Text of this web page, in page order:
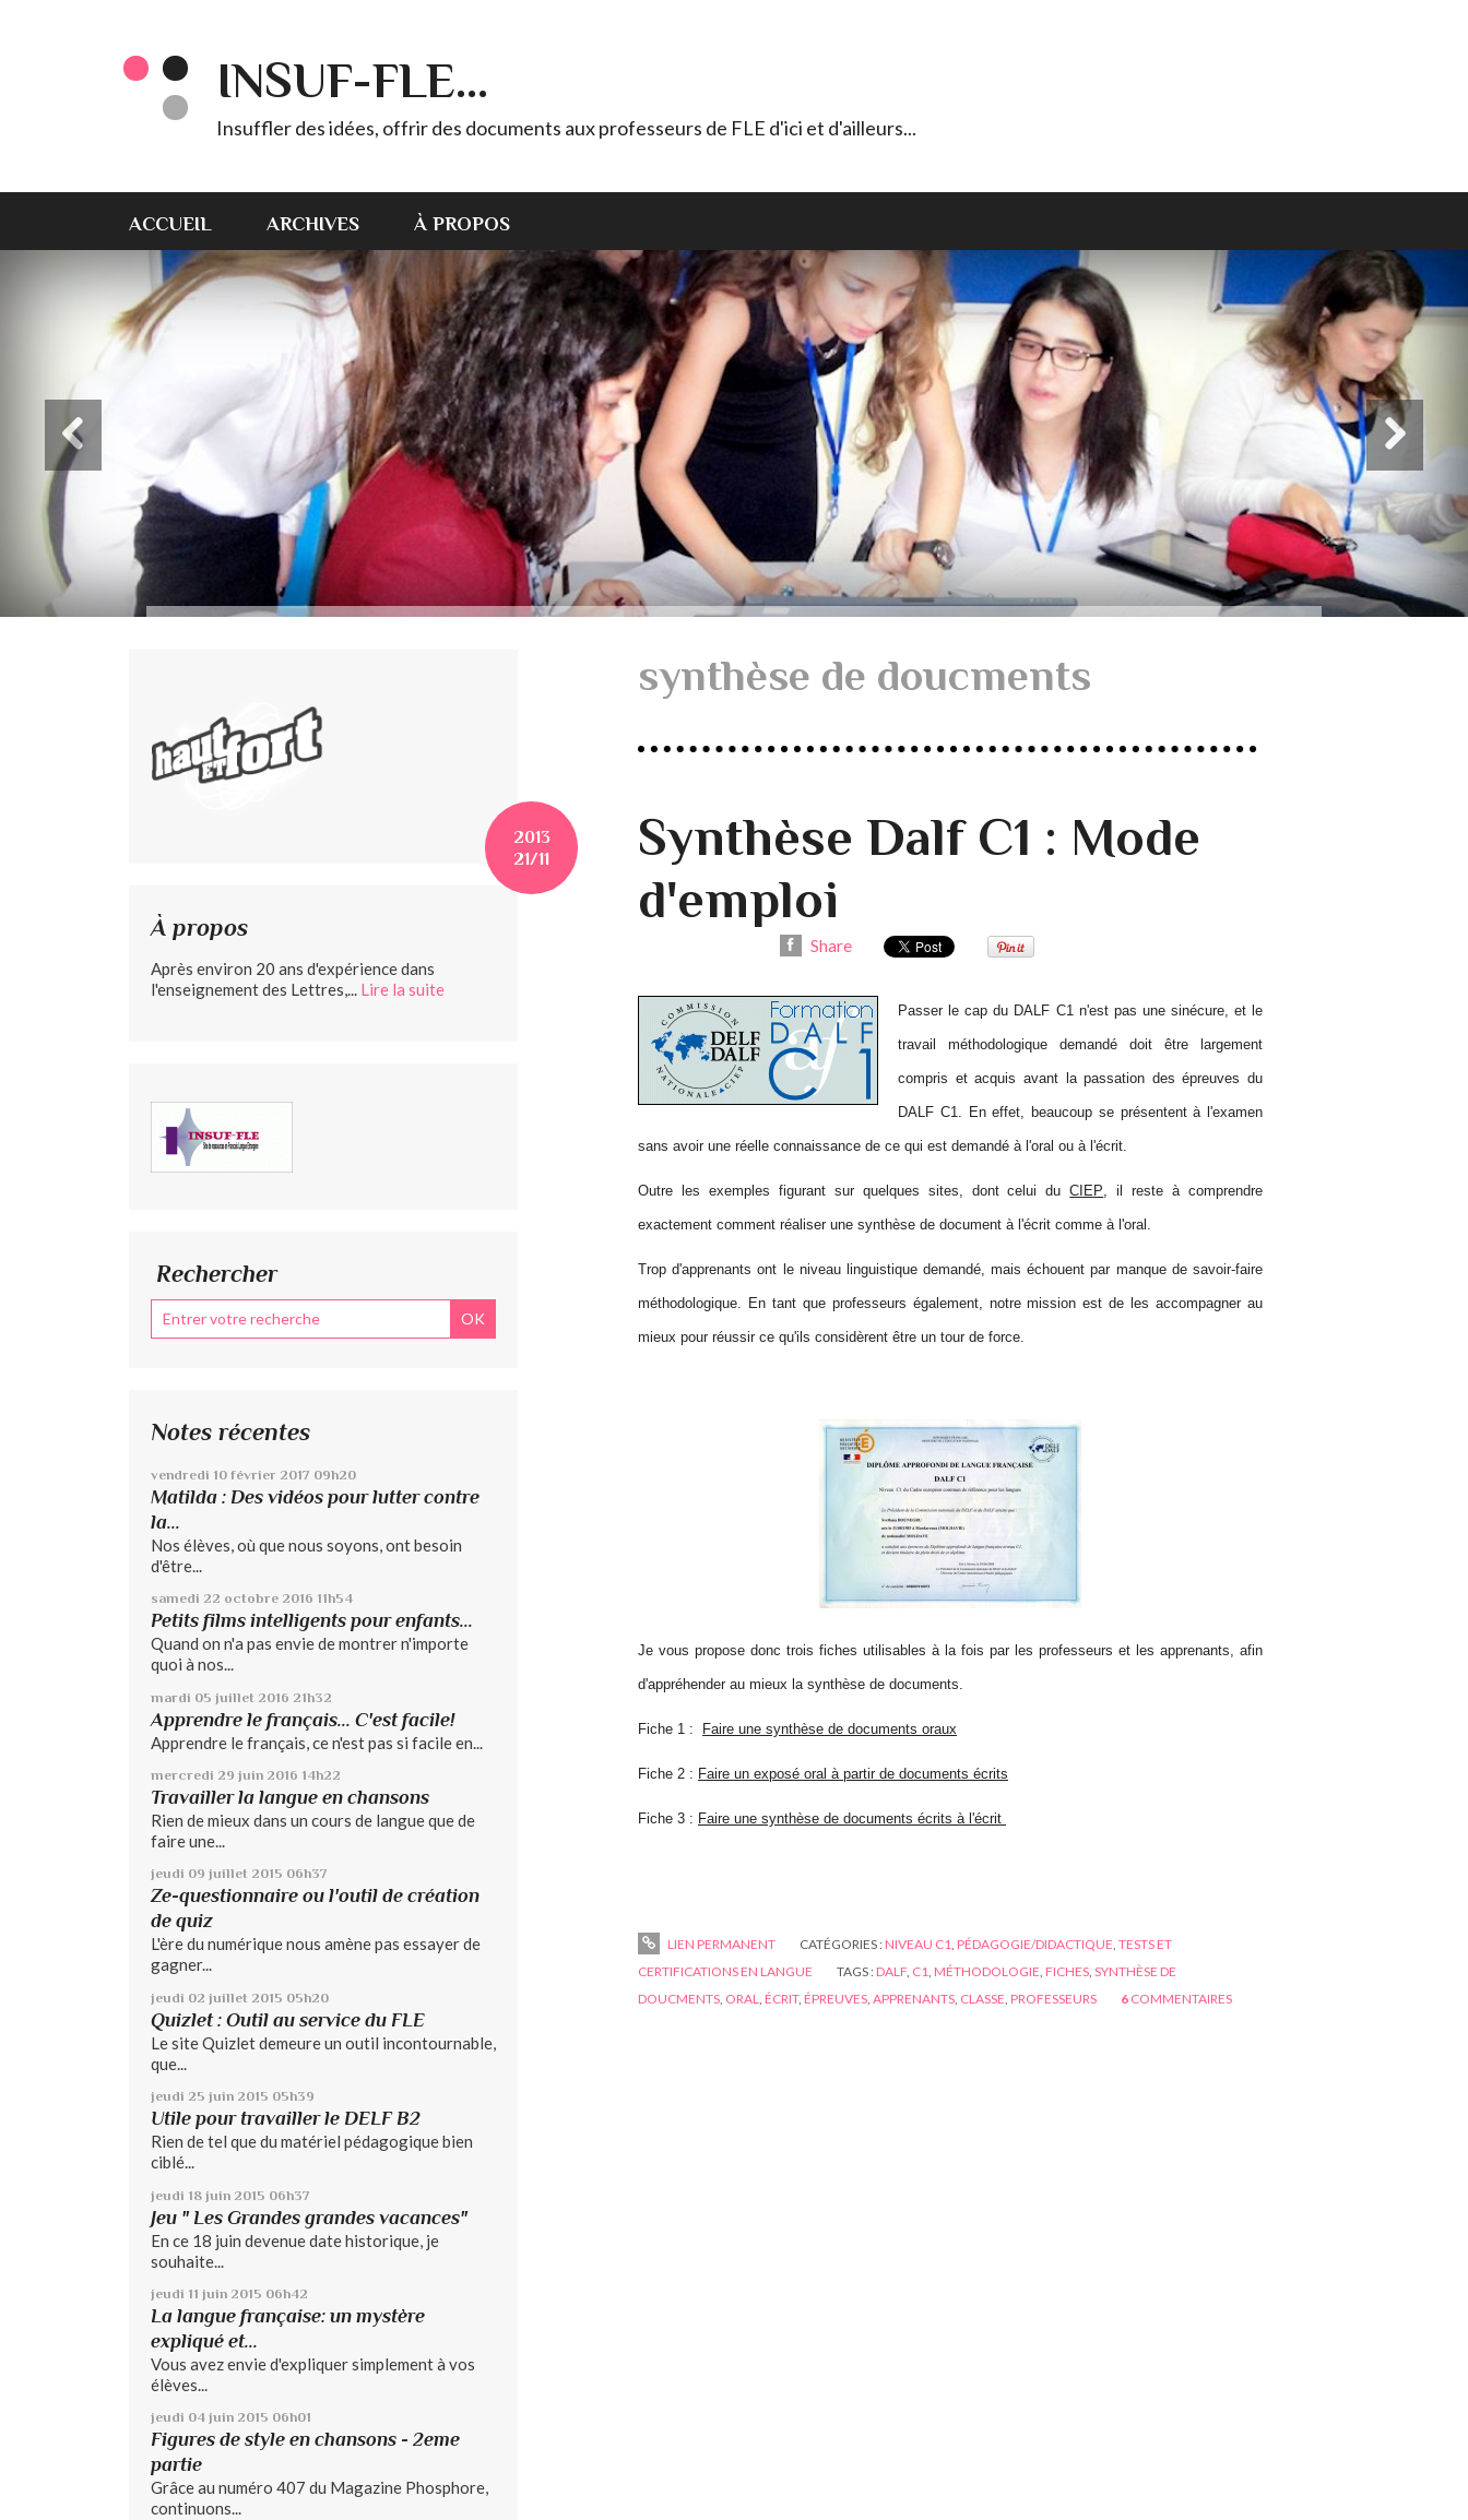
INSUF-FLE...
Insuffler des idées, offrir des documents aux professeurs de FLE d'ici et d'ailleurs...
ACCUEIL ARCHIVES À PROPOS
À propos
Après environ 20 ans d'expérience dans
l'enseignement des Lettres,... Lire la suite
Rechercher
Notes récentes
vendredi 10 février 2017 09h20
Matilda : Des vidéos pour lutter contre
la...
Nos élèves, où que nous soyons, ont besoin
d'être...
samedi 22 octobre 2016 11h54
Petits films intelligents pour enfants...
Quand on n'a pas envie de montrer n'importe
quoi à nos...
mardi 05 juillet 2016 21h32
Apprendre le français... C'est facile!
Apprendre le français, ce n'est pas si facile en...
mercredi 29 juin 2016 14h22
Travailler la langue en chansons
Rien de mieux dans un cours de langue que de
faire une...
jeudi 09 juillet 2015 06h37
Ze-questionnaire ou l'outil de création
de quiz
L'ère du numérique nous amène pas essayer de
gagner...
jeudi 02 juillet 2015 05h20
Quizlet : Outil au service du FLE
Le site Quizlet demeure un outil incontournable,
que...
jeudi 25 juin 2015 05h39
Utile pour travailler le DELF B2
Rien de tel que du matériel pédagogique bien
ciblé...
jeudi 18 juin 2015 06h37
Jeu " Les Grandes grandes vacances"
En ce 18 juin devenue date historique, je
souhaite...
jeudi 11 juin 2015 06h42
La langue française: un mystère
expliqué et...
Vous avez envie d'expliquer simplement à vos
élèves...
jeudi 04 juin 2015 06h01
Figures de style en chansons - 2eme
partie
Grâce au numéro 407 du Magazine Phosphore,
continuons...
synthèse de doucments
2013
21/11
Synthèse Dalf C1 : Mode
d'emploi
Share
Passer le cap du DALF C1 n'est pas une sinécure, et le
travail méthodologique demandé doit être largement
compris et acquis avant la passation des épreuves du
DALF C1. En effet, beaucoup se présentent à l'examen
sans avoir une réelle connaissance de ce qui est demandé à l'oral ou à l'écrit.
Outre les exemples figurant sur quelques sites, dont celui duCIEP , il reste à comprendre
exactement comment réaliser une synthèse de document à l'écrit comme à l'oral.
Trop d'apprenants ont le niveau linguistique demandé, mais échouent par manque de savoir-faire
méthodologique. En tant que professeurs également, notre mission est de les accompagner au
mieux pour réussir ce qu'ils considèrent être un tour de force.
Je vous propose donc trois fiches utilisables à la fois par les professeurs et les apprenants, afin
d'appréhender au mieux la synthèse de documents.
Fiche 1 : Faire une synthèse de documents oraux
Fiche 2 : Faire un exposé oral à partir de documents écrits
Fiche 3 : Faire une synthèse de documents écrits à l'écrit
LIEN PERMANENT CATÉGORIES : NIVEAU C1, PÉDAGOGIE/DIDACTIQUE, TESTS ET
CERTIFICATIONS EN LANGUE
TAGS : DALF, C1, MÉTHODOLOGIE, FICHES, SYNTHÈSE DE
DOUCMENTS, ORAL, ÉCRIT, ÉPREUVES, APPRENANTS, CLASSE, PROFESSEURS 6 COMMENTAIRES